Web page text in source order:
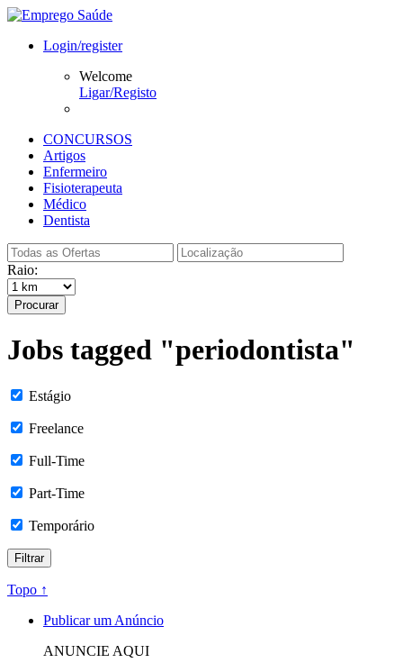
Login/register
Welcome
Ligar/Registo
CONCURSOS
Artigos
Enfermeiro
Fisioterapeuta
Médico
Dentista
Raio:
Procurar
Jobs tagged "periodontista"
Estágio
Freelance
Full-Time
Part-Time
Temporário
Topo ↑
Publicar um Anúncio
ANUNCIE AQUI